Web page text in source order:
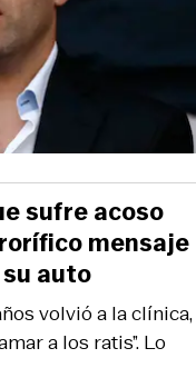
volvió a la clínica,
a los ratis”. Lo
sufre acoso
mensaje
auto